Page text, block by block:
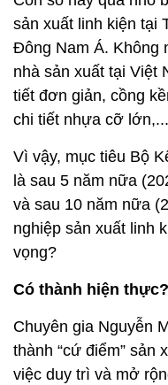
sản xuất linh kiện tại
Đông Nam Á. Không
nhà sản xuất tại Việt
tiết đơn giản, cồng
chi tiết nhựa cỡ lớn,...
Vì vậy, mục tiêu Bộ
là sau 5 năm nữa
và sau 10 năm nữa
nghiệp sản xuất linh
vọng?
Có thành hiện thực?
Chuyên gia Nguyễn
thành “cứ điểm” sản
việc duy trì và mở